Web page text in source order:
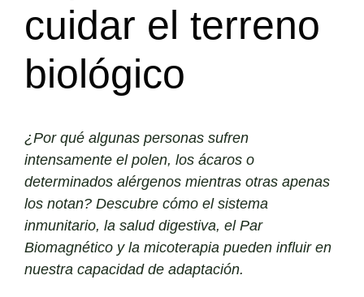
cuidar el terreno
biológico
¿Por qué algunas personas sufren
intensamente el polen, los ácaros o
determinados alérgenos mientras otras apenas
los notan? Descubre cómo el sistema
inmunitario, la salud digestiva, el Par
Biomagnético y la micoterapia pueden influir en
nuestra capacidad de adaptación.